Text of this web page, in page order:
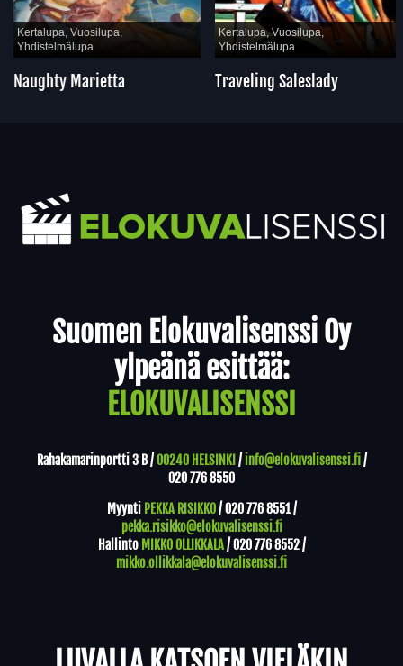
Kertalupa, Vuosilupa,
Yhdistelmälupa
Naughty Marietta
Kertalupa, Vuosilupa,
Yhdistelmälupa
Traveling Saleslady
Suomen Elokuvalisenssi Oy
ylpeänä esittää:
ELOKUVALISENSSI
Rahakamarinportti 3 B /00240 HELSINKI / info@elokuvalisenssi.fi/
020 776 8550
Myynti PEKKA RISIKKO/020 776 8551/
pekka.risikko@elokuvalisenssi.fi
Hallinto MIKKO OLLIKKALA/020 776 8552/
mikko.ollikkala@elokuvalisenssi.fi